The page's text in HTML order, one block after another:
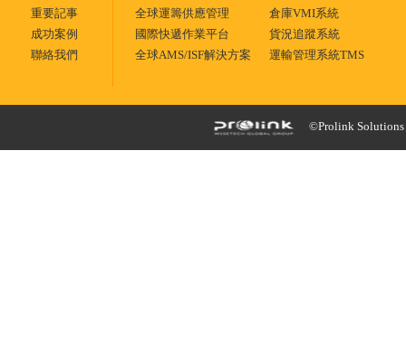
重要記事
成功案例
聯絡我們
全球運籌供應管理
倉庫VMI系統
國際快遞作業平台
貨況追蹤系統
全球AMS/ISF解決方案
運輸管理系統TMS
©Prolink Solutions